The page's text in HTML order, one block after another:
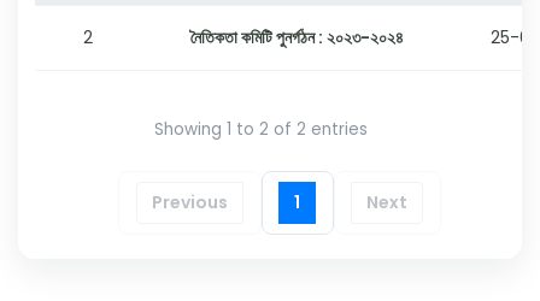
2 নৈতিকতা কমিটি পুনর্গঠন : ২০২৩-২০২৪ 25-
Showing 1 to 2 of 2 entries
Previous 1 Next